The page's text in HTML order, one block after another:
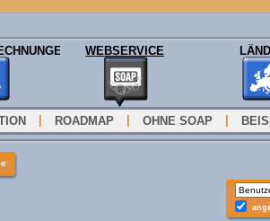
WEBSERVICE
ROADMAP OHNE SOAP